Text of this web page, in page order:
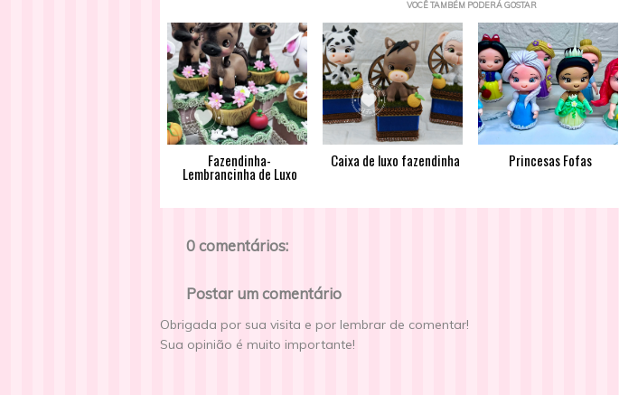
VOCÊ TAMBÉM PODERÁ GOSTAR
Fazendinha-
Lembrancinha de Luxo
Caixa de luxo fazendinha Princesas Fofas
0 comentários:
Postar um comentário
Obrigada por sua visita e por lembrar de comentar!
Sua opinião é muito importante!